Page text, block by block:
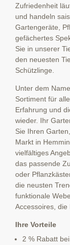
Zufriedenheit
und handeln
Gartengeräte,
gefächertes
Sie in unserer
den neuesten
Schützlinge.
Unter dem
Sortiment für
Erfahrung und
wieder. Ihr
Sie Ihren
Markt in
vielfältiges
das passende
oder
die neusten
funktionale
Accessoires,
Ihre Vorteile
2 % Rabatt